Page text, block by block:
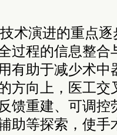
术演进的重点
过程的信息整合
有助于减少术中
方向上，医工交
馈重建、可调控
助等探索，使手